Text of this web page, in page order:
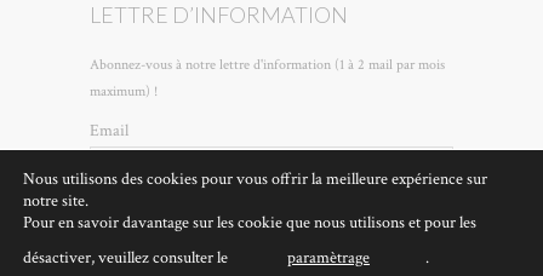
LETTRE D’INFORMATION
Abonnez-vous à notre lettre d'information (1 à 2 mail par mois
maximum) !
Email
En continuant, vous acceptez la politique de
confidentialité
Nous utilisons des cookies pour vous offrir la meilleure expérience sur
notre site.
Pour en savoir davantage sur les cookie que nous utilisons et pour les
désactiver, veuillez consulter le
paramètrage .